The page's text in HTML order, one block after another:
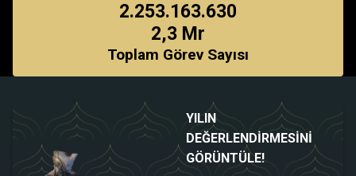
2.253.163.630
2,3 Mr
Toplam Görev Sayısı
YILIN
DEĞERLENDIRMESINI
GÖRÜNTÜLE!